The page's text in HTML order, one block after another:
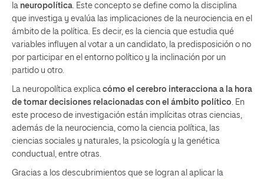
la neuropolítica . Este concepto se define como la disciplina
que investiga y evalúa las implicaciones de la neurociencia en el
ámbito de la política. Es decir, es la ciencia que estudia qué
variables influyen al votar a un candidato, la predisposición o no
por participar en el entorno político y la inclinación por un
partido u otro.
La neuropolítica explica cómo el cerebro interacciona a la hora
de tomar decisiones relacionadas con el ámbito político . En
este proceso de investigación están implícitas otras ciencias,
además de la neurociencia, como la ciencia política, las
ciencias sociales y naturales, la psicología y la genética
conductual, entre otras.
Gracias a los descubrimientos que se logran al aplicar la